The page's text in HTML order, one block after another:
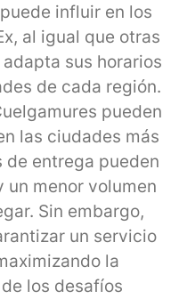
influir en los
al igual que otras
sus horarios
de cada región.
pueden
las ciudades más
de entrega pueden
un menor volumen
Sin embargo,
un servicio
la
los desafíos